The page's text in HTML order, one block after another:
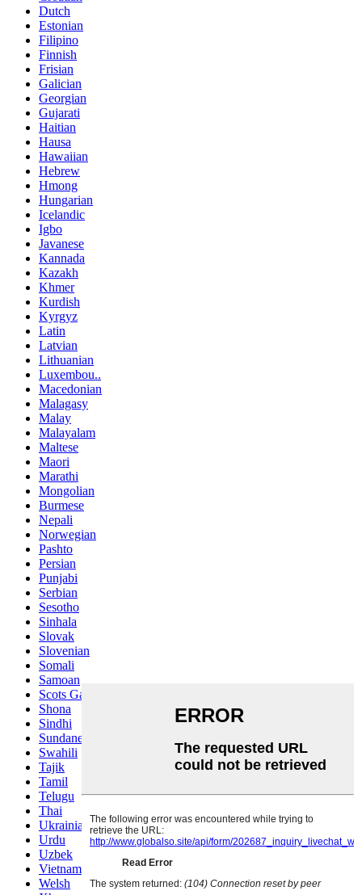
Dutch
Estonian
Filipino
Finnish
Frisian
Galician
Georgian
Gujarati
Haitian
Hausa
Hawaiian
Hebrew
Hmong
Hungarian
Icelandic
Igbo
Javanese
Kannada
Kazakh
Khmer
Kurdish
Kyrgyz
Latin
Latvian
Lithuanian
Luxembou..
Macedonian
Malagasy
Malay
Malayalam
Maltese
Maori
Marathi
Mongolian
Burmese
Nepali
Norwegian
Pashto
Persian
Punjabi
Serbian
Sesotho
Sinhala
Slovak
Slovenian
Somali
Samoan
Scots Gaelic
Shona
Sindhi
Sundanese
Swahili
Tajik
Tamil
Telugu
Thai
Ukrainian
Urdu
Uzbek
Vietnamese
Welsh